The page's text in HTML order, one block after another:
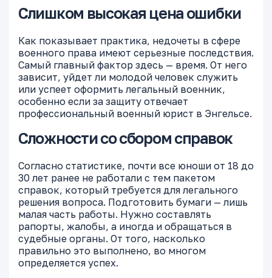
Слишком высокая цена ошибки
Как показывает практика, недочеты в сфере
военного права имеют серьезные последствия.
Самый главный фактор здесь — время. От него
зависит, уйдет ли молодой человек служить
или успеет оформить легальный военник,
особенно если за защиту отвечает
профессиональный военный юрист в Энгельсе.
Сложности со сбором справок
Согласно статистике, почти все юноши от 18 до
30 лет ранее не работали с тем пакетом
справок, который требуется для легального
решения вопроса. Подготовить бумаги — лишь
малая часть работы. Нужно составлять
рапорты, жалобы, а иногда и обращаться в
судебные органы. От того, насколько
правильно это выполнено, во многом
определяется успех.